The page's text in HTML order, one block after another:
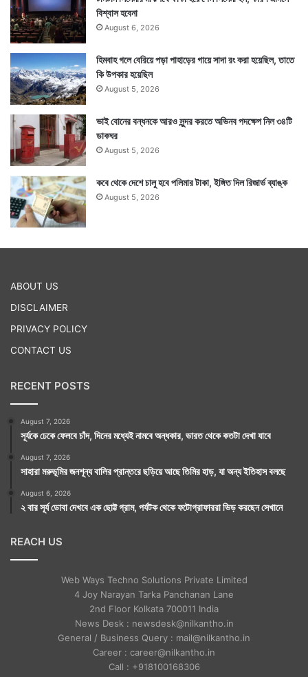
বিশ্বাস হবেনা
August 6, 2026
হিমবাহ গলে বেরিয়ে পড়া পাহাড়ের গায়ে সাদা রং করা হয়েছিল, তাতে
কি উপকার হয়েছিল
August 5, 2026
ভাই বোনের বন্ধনকে আরও সুন্দর করতে অভিনব পদক্ষেপ নিল ৩৪টি
ডাকঘর
August 5, 2026
কবে থেকে দেশে চালু হবে পলিমার টাকা, ইঙ্গিত দিল রিজার্ভ ব্যাঙ্ক
August 5, 2026
ABOUT US
DISCLAIMER
PRIVACY POLICY
CONTACT US
RECENT POSTS
August 7, 2026
সূর্যকে ঢেকে ফেলবে চাঁদ, দিনের মধ্যেই নামবে অন্ধকার, ভারত থেকে কতটা দেখা যাবে
August 7, 2026
সাহারা মরুভূমির জনশূন্য বালির প্রান্তরে ছড়িয়ে আছে তিমির হাড়, যা অন্য ইতিহাস বলছে
August 6, 2026
২ বার সূর্য ডোবা দেখবে এক ছোট্ট গ্রাম, পর্যটক থেকে ফটোগ্রাফাররা ভিড় করছেন সেখানে
REACH US
Web Ways Techno Solutions Private Limited
4 Joy Narayan Tarka Panchanan Lane
2nd Floor Kolkata 700011 India
News Desk : newsdesk@nilkantho.in
General / Business Query : mail@nilkantho.in
Career : career@nilkantho.in
Call : +918100168306